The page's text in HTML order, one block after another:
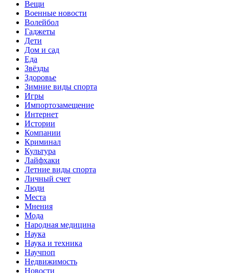
Вещи
Военные новости
Волейбол
Гаджеты
Дети
Дом и сад
Еда
Звёзды
Здоровье
Зимние виды спорта
Игры
Импортозамещение
Интернет
Истории
Компании
Криминал
Культура
Лайфхаки
Летние виды спорта
Личный счет
Люди
Места
Мнения
Мода
Народная медицина
Наука
Наука и техника
Научпоп
Недвижимость
Новости